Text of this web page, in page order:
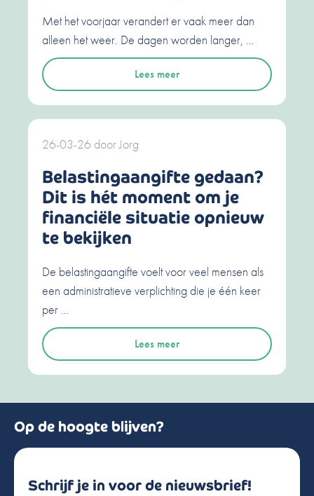
Met het voorjaar verandert er vaak meer dan
alleen het weer. De dagen worden langer, …
Lees meer
26-03-26 doorJorg
Belastingaangifte gedaan?
Dit is hét moment om je
financiële situatie opnieuw
te bekijken
De belastingaangifte voelt voor veel mensen als
een administratieve verplichting die je één keer
per …
Lees meer
Op de hoogte blijven?
Schrijf je in voor de nieuwsbrief!